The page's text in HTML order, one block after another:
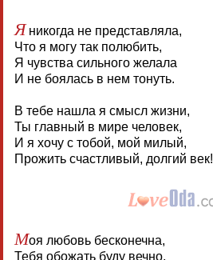
Яникогда не представляла,
Что я могу так полюбить,
Я чувства сильного желала
И не боялась в нем тонуть.
В тебе нашла я смысл жизни,
Ты главный в мире человек,
И я хочу с тобой, мой милый,
Прожить счастливый, долгий век!
Моя любовь бесконечна,
Тебя обожать буду вечно,